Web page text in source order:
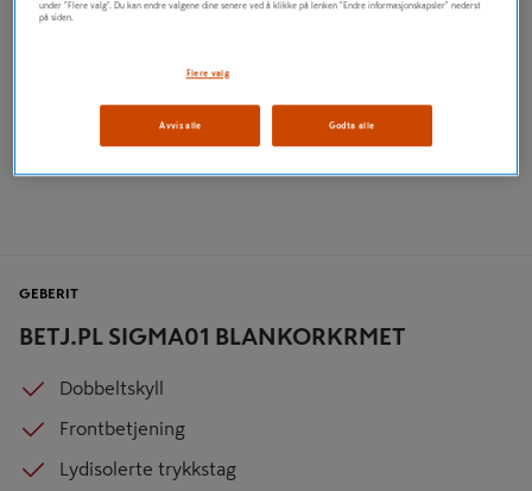
BETJ.PL SIGMA01 BLANKORKRMET
GEBERIT
Dobbeltskyll
Frontbetjening
Lydisolerte trykkstag
under "Flere valg". Du kan endre valgene dine senere ved å klikke på lenken "Endre informasjonskapsler" nederst
på siden.
Flere valg
Avvis alle Godta alle